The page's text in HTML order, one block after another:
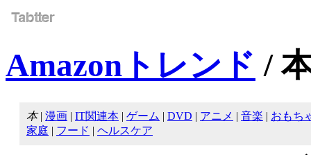
Amazonトレンド /
本| 漫画 | IT関連本 | ゲーム | DVD | アニメ | 音楽 | おもち
家庭 | フード | ヘルスケア